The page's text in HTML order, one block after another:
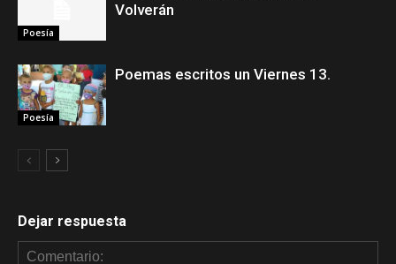
Poesía
Volverán
Poesía
Poemas escritos un Viernes 13.
Dejar respuesta